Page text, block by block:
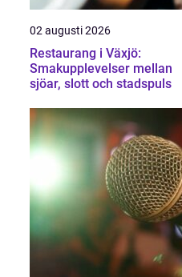
02 augusti 2026
Restaurang i Växjö:
Smakupplevelser mellan
sjöar, slott och stadspuls